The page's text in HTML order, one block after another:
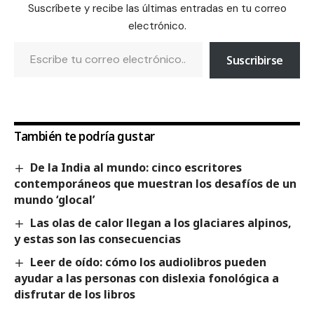
Suscríbete y recibe las últimas entradas en tu correo
electrónico.
Suscribirse
También te podría gustar
De la India al mundo: cinco escritores
contemporáneos que muestran los desafíos de un
mundo ‘glocal’
Las olas de calor llegan a los glaciares alpinos,
y estas son las consecuencias
Leer de oído: cómo los audiolibros pueden
ayudar a las personas con dislexia fonológica a
disfrutar de los libros